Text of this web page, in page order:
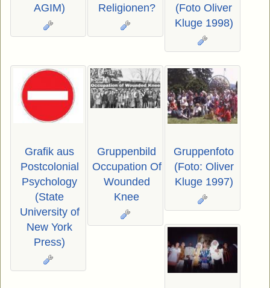
AGIM)
Religionen?
(Foto Oliver
Kluge 1998)
Grafik aus
Postcolonial
Psychology
(State
University of
New York
Press)
Gruppenbild
Occupation Of
Wounded
Knee
Gruppenfoto
(Foto: Oliver
Kluge 1997)